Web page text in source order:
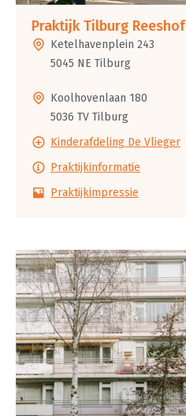
Praktijk Tilburg Reeshof
Ketelhavenplein 243
5045 NE Tilburg
Koolhovenlaan 180
5036 TV Tilburg
Kinderafdeling De Vlieger
Praktijkinformatie
Praktijkimpressie